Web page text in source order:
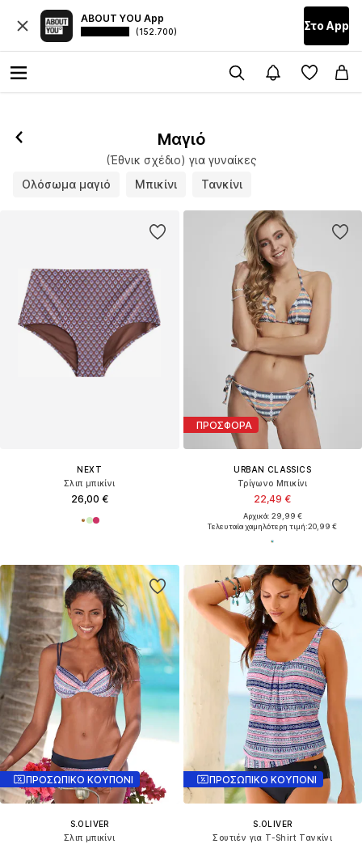
ABOUT YOU App
(152.700) Στο Αpp
Μαγιό
(Έθνικ σχέδιο) για γυναίκες
Ολόσωμα μαγιό
Μπικίνι Τανκίνι
NEXT
Σλιπ μπικίνι
26,00 €
ΠΡΟΣΦΟΡΑ
URBAN CLASSICS
Τρίγωνο Μπικίνι
22,49 €
Αρχικά: 29,99 €
Τελευταία χαμηλότερη τιμή:20,99 €
ΠΡΟΣΩΠΙΚΟ ΚΟΥΠΟΝΙ
S.OLIVER
Σλιπ μπικίνι
ΠΡΟΣΩΠΙΚΟ ΚΟΥΠΟΝΙ
S.OLIVER
Σουτιέν για T-Shirt Τανκίνι